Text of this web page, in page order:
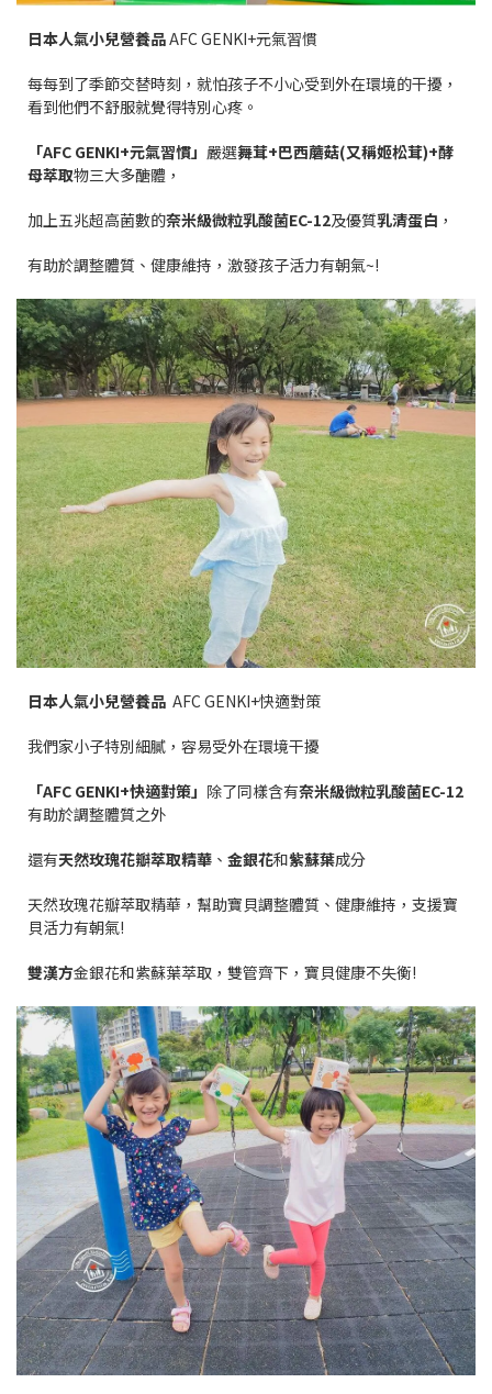
日本人氣小兒營養品AFC GENKI+元氣習慣
每每到了季節交替時刻，就怕孩子不小心受到外在環境的干擾，
看到他們不舒服就覺得特別心疼。
「AFC GENKI+元氣習慣」 嚴選舞茸+巴西蘑菇(又稱姬松茸)+酵
母萃取物三大多醣體，
加上五兆超高菌數的奈米級微粒乳酸菌EC-12及優質乳清蛋白 ，
有助於調整體質、健康維持，激發孩子活力有朝氣~!
日本人氣小兒營養品 AFC GENKI+快適對策
我們家小子特別細膩，容易受外在環境干擾
「AFC GENKI+快適對策」 除了同樣含有奈米級微粒乳酸菌EC-12
有助於調整體質之外
還有天然玫瑰花瓣萃取精華 、 金銀花和紫蘇葉成分
天然玫瑰花瓣萃取精華，幫助寶貝調整體質、健康維持，支援寶
貝活力有朝氣!
雙漢方金銀花和紫蘇葉萃取，雙管齊下，寶貝健康不失衡!